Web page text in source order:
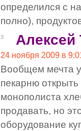
определился с
полно),
3 Алексей
24 ноября 2009 в
Вообщем мечта
пекарню
монополиста
продавать, но
оборудование